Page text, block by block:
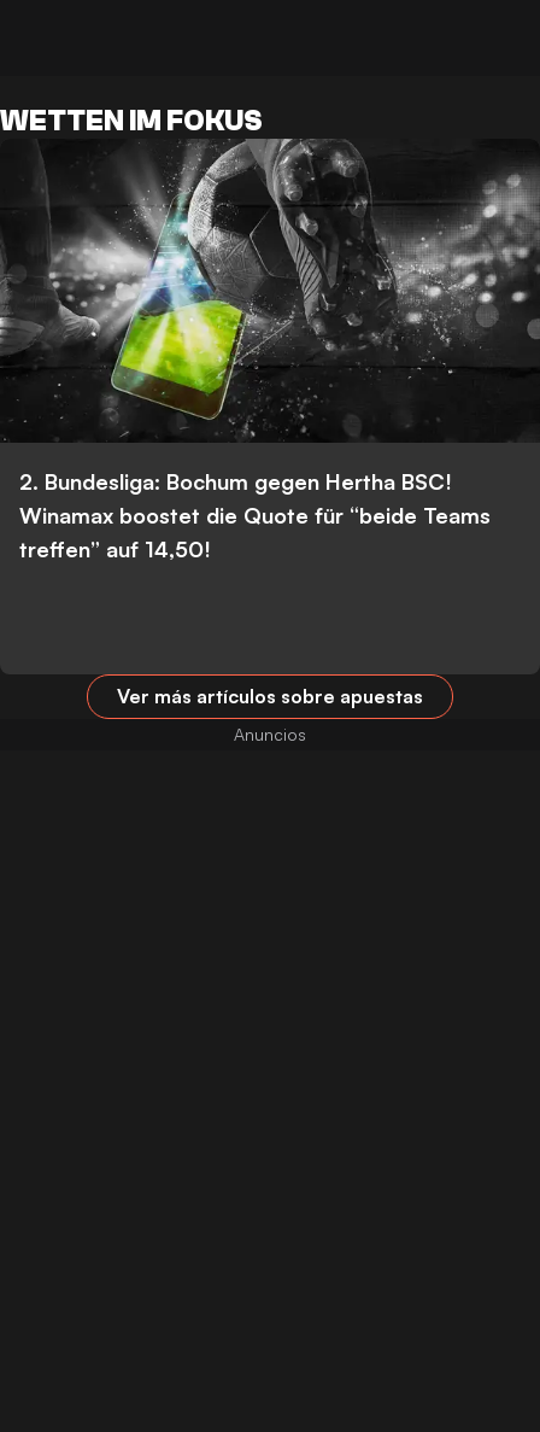
WETTEN IM FOKUS
2. Bundesliga: Bochum gegen Hertha BSC!
Winamax boostet die Quote für “beide Teams
treffen” auf 14,50!
Ver más artículos sobre apuestas